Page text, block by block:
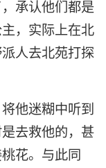
承认他们都是
，实际上在北
人去北苑打探
他迷糊中听到
去救他的，甚
花。与此同